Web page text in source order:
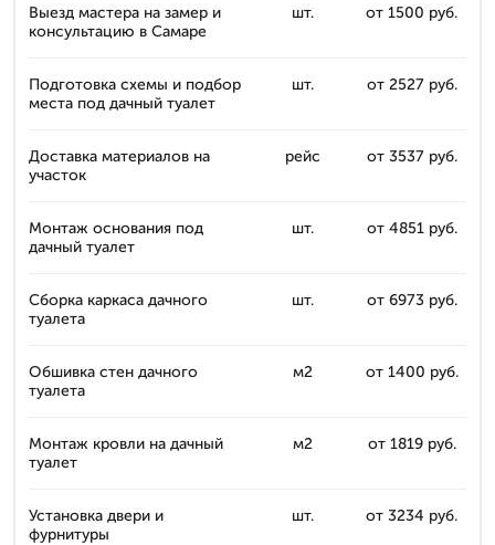
Выезд мастера на замер и
консультацию в Самаре
шт. от 1500 руб.
Подготовка схемы и подбор
места под дачный туалет
шт. от 2527 руб.
Доставка материалов на
участок
рейс от 3537 руб.
Монтаж основания под
дачный туалет
шт. от 4851 руб.
Сборка каркаса дачного
туалета
шт. от 6973 руб.
Обшивка стен дачного
туалета
м2 от 1400 руб.
Монтаж кровли на дачный
туалет
м2 от 1819 руб.
Установка двери и
фурнитуры
шт. от 3234 руб.